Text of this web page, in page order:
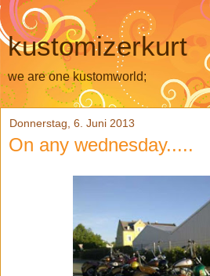
kustomizerkurt
we are one kustomworld;
Donnerstag, 6. Juni 2013
On any wednesday.....